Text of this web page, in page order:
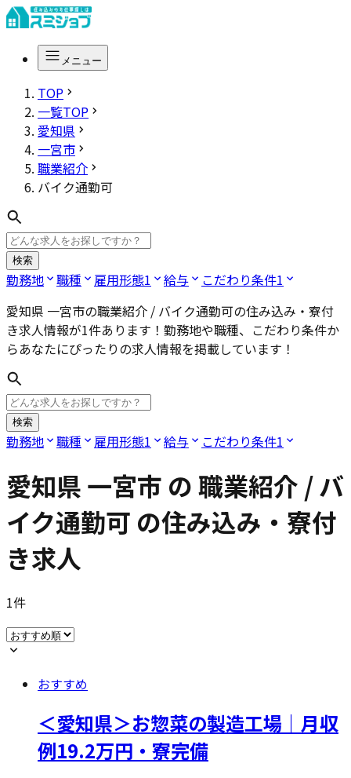
メニュー
TOP
一覧TOP
愛知県
一宮市
職業紹介
バイク通勤可
検索
勤務地 職種 雇用形態1 給与 こだわり条件1
愛知県 一宮市の職業紹介 / バイク通勤可の住み込み・寮付
き求人情報が1件あります！勤務地や職種、こだわり条件か
らあなたにぴったりの求人情報を掲載しています！
検索
勤務地 職種 雇用形態1 給与 こだわり条件1
愛知県 一宮市 の職業紹介 / バ
イク通勤可 の住み込み・寮付
き求人
1件
おすすめ
＜愛知県＞お惣菜の製造工場｜月収
例19.2万円・寮完備